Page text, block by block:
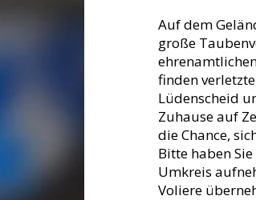
Auf dem
große
finden
Lüdenscheid
Zuhause auf
die Chance,
Bitte haben
Umkreis
Voliere